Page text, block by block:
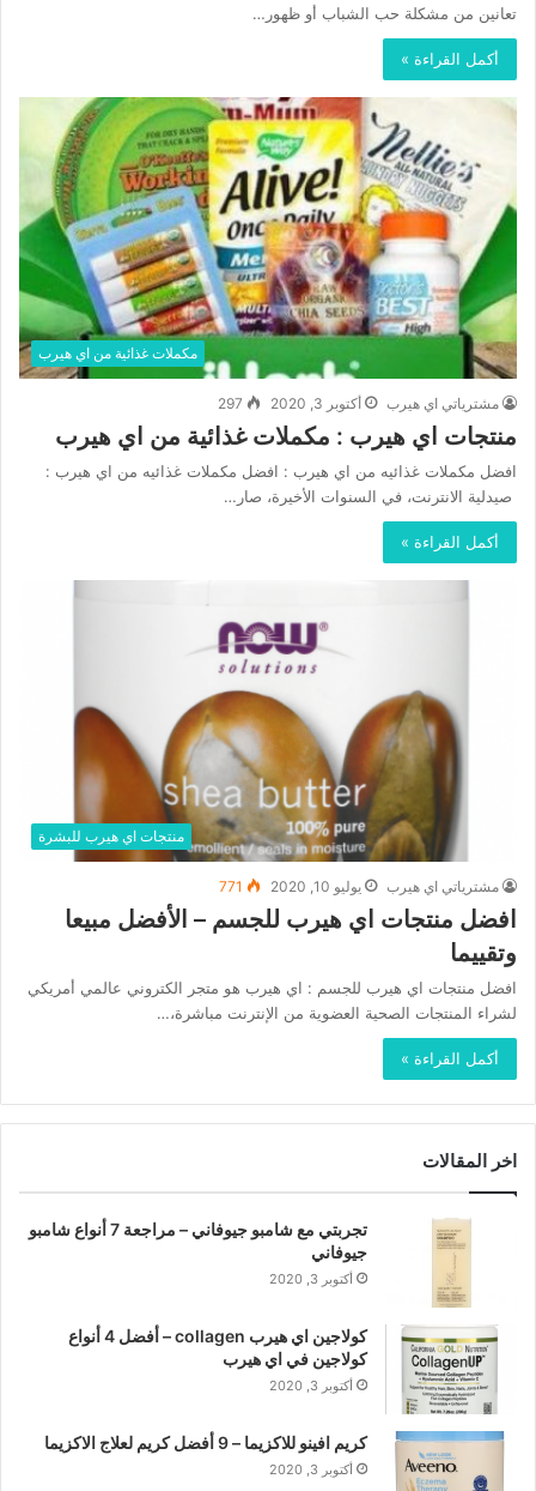
تعانين من مشكلة حب الشباب أو ظهور…
أكمل القراءة »
مكملات غذائية من اي هيرب
مشترياتي اي هيرب أكتوبر 3, 2020 297
منتجات اي هيرب : مكملات غذائية من اي هيرب
افضل مكملات غذائيه من اي هيرب : افضل مكملات غذائيه من اي هيرب :
صيدلية الانترنت، في السنوات الأخيرة، صار…
أكمل القراءة »
منتجات اي هيرب للبشرة
مشترياتي اي هيرب يوليو 10, 2020 771
افضل منتجات اي هيرب للجسم – الأفضل مبيعا
وتقييما
افضل منتجات اي هيرب للجسم : اي هيرب هو متجر الكتروني عالمي أمريكي
لشراء المنتجات الصحية العضوية من الإنترنت مباشرة،…
أكمل القراءة »
اخر المقالات
تجربتي مع شامبو جيوفاني – مراجعة 7 أنواع شامبو
جيوفاني
أكتوبر 3, 2020
كولاجين اي هيرب collagen – أفضل 4 أنواع
كولاجين في اي هيرب
أكتوبر 3, 2020
كريم افينو للاكزيما – 9 أفضل كريم لعلاج الاكزيما
أكتوبر 3, 2020